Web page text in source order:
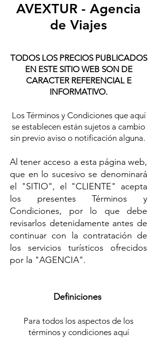
VIAJES 2027
AVEXTUR - Agencia
de Viajes
TODOS LOS PRECIOS PUBLICADOS
EN ESTE SITIO WEB SON DE
CARACTER REFERENCIAL E
INFORMATIVO.
Los Términos y Condiciones que aquí
se establecen están sujetos a cambio
sin previo aviso o notificación alguna. ​
Al tener acceso a esta página web,
que en lo sucesivo se denominará
el "SITIO", el "CLIENTE" acepta
los presentes Términos y
Condiciones, por lo que debe
revisarlos detenidamente antes de
continuar con la contratación de
los servicios turísticos ofrecidos
por la "AGENCIA".
Definiciones
Para todos los aspectos de los
términos y condiciones aquí